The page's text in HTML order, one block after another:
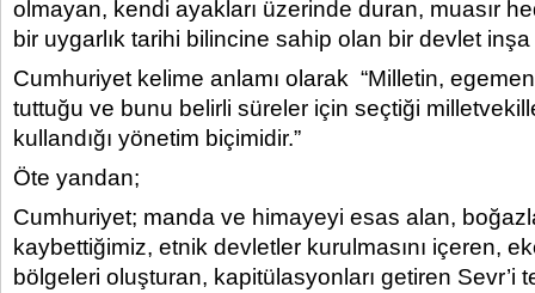
olmayan, kendi ayakları üzerinde duran, muasır
bir uygarlık tarihi bilincine sahip olan bir devlet inşa
Cumhuriyet kelime anlamı olarak “Milletin,
tuttuğu ve bunu belirli süreler için seçtiği
kullandığı yönetim biçimidir.”
Öte yandan;
Cumhuriyet; manda ve himayeyi esas alan,
kaybettiğimiz, etnik devletler kurulmasını içeren,
bölgeleri oluşturan, kapitülasyonları getiren Sevr’i